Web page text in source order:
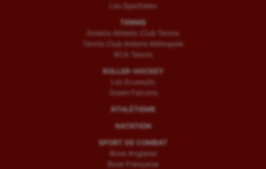
Les Spartiates
TENNIS
Amiens Athletic Club Tennis
Tennis Club Amiens Métropole
RCA Tennis
ROLLER-HOCKEY
Les Ecureuils
Green Falcons
ATHLÉTISME
NATATION
SPORT DE COMBAT
Boxe Anglaise
Boxe Française